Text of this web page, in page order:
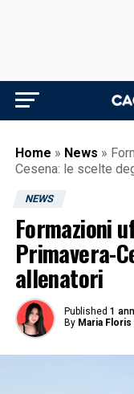
Home » News »
Cesena: le scelte
NEWS
Formazioni
Primavera-
allenatori
Published 1
By Maria Floris